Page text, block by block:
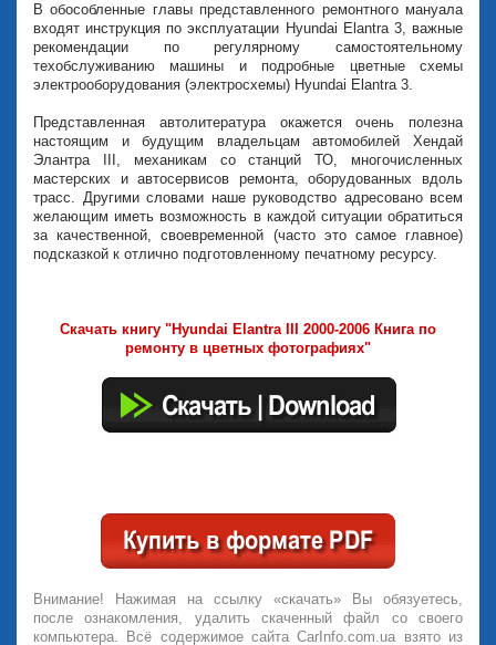
В обособленные главы представленного ремонтного мануала
входят инструкция по эксплуатации Hyundai Elantra 3, важные
рекомендации по регулярному самостоятельному
техобслуживанию машины и подробные цветные схемы
электрооборудования (электросхемы) Hyundai Elantra 3.
Представленная автолитература окажется очень полезна
настоящим и будущим владельцам автомобилей Хендай
Элантра III, механикам со станций ТО, многочисленных
мастерских и автосервисов ремонта, оборудованных вдоль
трасс. Другими словами наше руководство адресовано всем
желающим иметь возможность в каждой ситуации обратиться
за качественной, своевременной (часто это самое главное)
подсказкой к отлично подготовленному печатному ресурсу.
Скачать книгу "Hyundai Elantra III 2000-2006 Книга по
ремонту в цветных фотографиях"
Внимание! Нажимая на ссылку «скачать» Вы обязуетесь,
после ознакомления, удалить скаченный файл со своего
компьютера. Всё содержимое сайта CarInfo.com.ua взято из